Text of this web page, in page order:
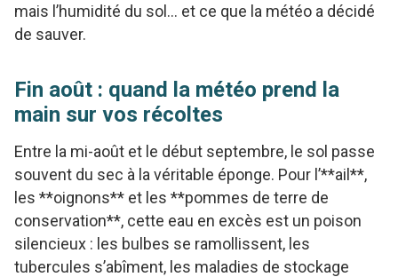
mais l’humidité du sol… et ce que la météo a décidé
de sauver.
Fin août : quand la météo prend la
main sur vos récoltes
Entre la mi-août et le début septembre, le sol passe
souvent du sec à la véritable éponge. Pour l’**ail**,
les **oignons** et les **pommes de terre de
conservation**, cette eau en excès est un poison
silencieux : les bulbes se ramollissent, les
tubercules s’abîment, les maladies de stockage